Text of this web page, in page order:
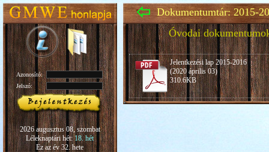
Azonosító:
Jelszó:
2026 augusztus 08, szombat
Léleknaptári hét:18. hét
Ez az év 32. hete
Dokumentumtár: 2015-
Óvodai
Jelentkezési lap 2015-2016
(2020 április 03)
310.6KB